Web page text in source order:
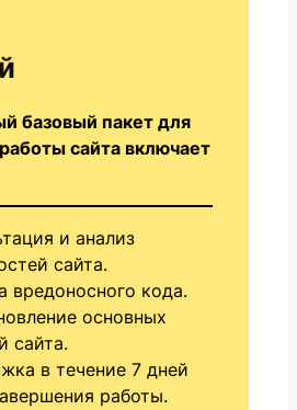
базовый пакет для
сайта включает
и анализ
сайта.
вредоносного кода.
основных
сайта.
в течение 7 дней
работы.